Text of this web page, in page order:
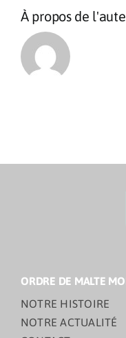
À propos de
ORDRE DE MALTE
NOTRE HISTOIRE
NOTRE ACTUALITÉ